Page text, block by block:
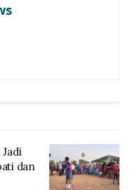
Jadi Panggung
ini pada Senin
Negeri Lembata
mengatakan,
dan